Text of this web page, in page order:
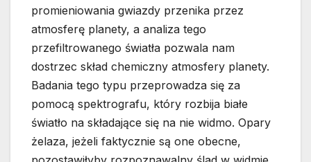
promieniowania gwiazdy przenika przez
atmosferę planety, a analiza tego
przefiltrowanego światła pozwala nam
dostrzec skład chemiczny atmosfery planety.
Badania tego typu przeprowadza się za
pomocą spektrografu, który rozbija białe
światło na składające się na nie widmo. Opary
żelaza, jeżeli faktycznie są one obecne,